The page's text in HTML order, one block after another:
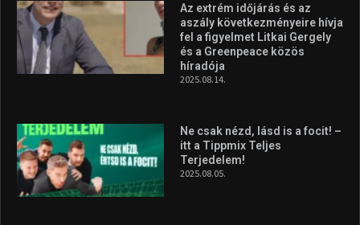
Az extrém időjárás és az
aszály következményeire hívja
fel a figyelmet Litkai Gergely
és a Greenpeace közös
híradója
2025.08.14.
Ne csak nézd, lásd is a focit! –
itt a Tippmix Teljes
Terjedelem!
2025.08.05.